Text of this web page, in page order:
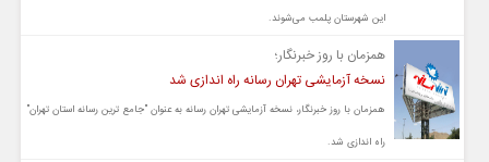
این شهرستان پلمب می‌شوند.
همزمان با روز خبرنگار؛
نسخه آزمایشی تهران رسانه راه اندازی شد
همزمان با روز خبرنگار، نسخه آزمایشی تهران رسانه به عنوان "جامع ترین رسانه استان تهران"
راه اندازی شد.